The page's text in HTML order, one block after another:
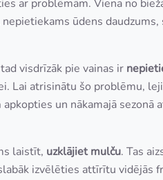
ar problēmām. Viena no
ūdens daudzums,
visdrīzāk pie vainas ir
Lai atrisinātu šo problēmu,
un nākamajā sezonā
laistīt, uzklājiet mulču. Tas
izvēlēties attīrītu vidējās